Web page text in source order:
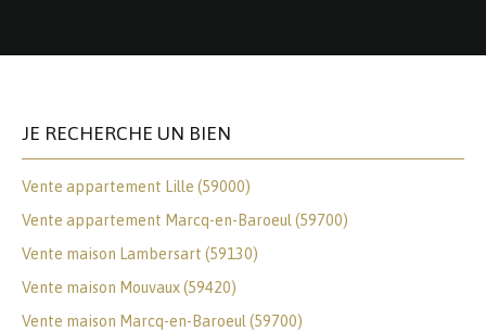
JE RECHERCHE UN BIEN
Vente appartement Lille (59000)
Vente appartement Marcq-en-Baroeul (59700)
Vente maison Lambersart (59130)
Vente maison Mouvaux (59420)
Vente maison Marcq-en-Baroeul (59700)